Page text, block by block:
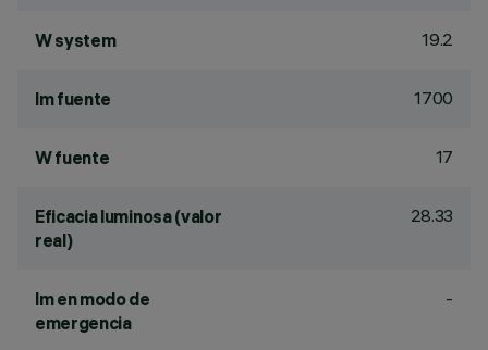
W system 19.2
lm fuente 1700
W fuente 17
Eficacia luminosa (valor
real)
28.33
lm en modo de
emergencia
-